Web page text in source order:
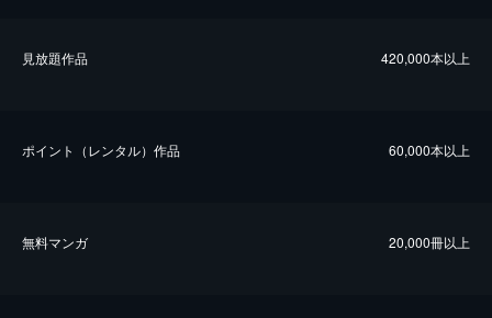
⾒放題作品 420,000本以上
ポイント（レンタル）作品 60,000本以上
無料マンガ 20,000冊以上